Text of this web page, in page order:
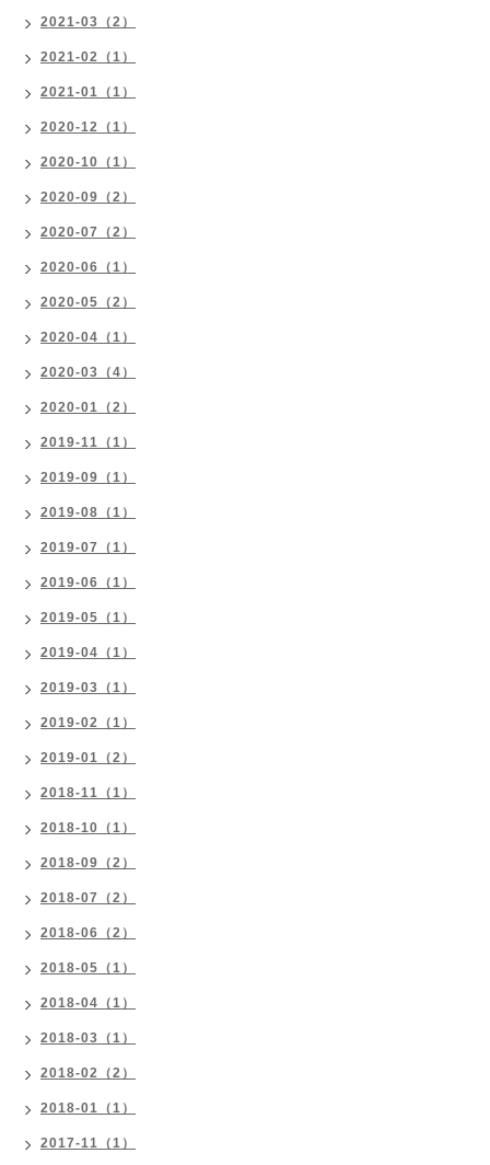
2021-03（2）
2021-02（1）
2021-01（1）
2020-12（1）
2020-10（1）
2020-09（2）
2020-07（2）
2020-06（1）
2020-05（2）
2020-04（1）
2020-03（4）
2020-01（2）
2019-11（1）
2019-09（1）
2019-08（1）
2019-07（1）
2019-06（1）
2019-05（1）
2019-04（1）
2019-03（1）
2019-02（1）
2019-01（2）
2018-11（1）
2018-10（1）
2018-09（2）
2018-07（2）
2018-06（2）
2018-05（1）
2018-04（1）
2018-03（1）
2018-02（2）
2018-01（1）
2017-11（1）